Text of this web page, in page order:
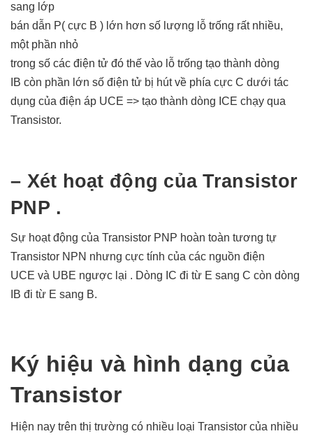
sang lớp
bán dẫn P( cực B ) lớn hơn số lượng lỗ trống rất nhiều,
một phần nhỏ
trong số các điện tử đó thế vào lỗ trống tạo thành dòng
IB còn phần lớn số điện tử bị hút về phía cực C dưới tác
dụng của điện áp UCE => tạo thành dòng ICE chạy qua
Transistor.
– Xét hoạt động của Transistor
PNP .
Sự hoạt động của Transistor PNP hoàn toàn tương tự
Transistor NPN nhưng cực tính của các nguồn điện
UCE và UBE ngược lại . Dòng IC đi từ E sang C còn dòng
IB đi từ E sang B.
Ký hiệu và hình dạng của
Transistor
Hiện nay trên thị trường có nhiều loại Transistor của nhiều